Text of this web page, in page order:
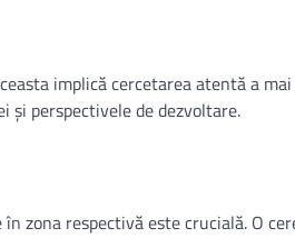
implică cercetarea atentă a
perspectivele de dezvoltare.
zona respectivă este crucială. O